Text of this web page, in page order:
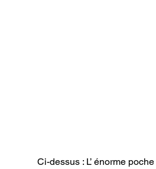
Ci-dessus : L’ énorme